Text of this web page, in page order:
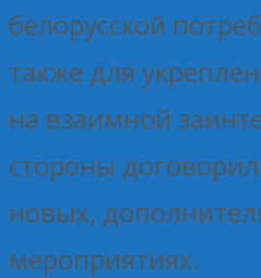
белорусской
также для
на взаимной
стороны
новых,
мероприятиях.